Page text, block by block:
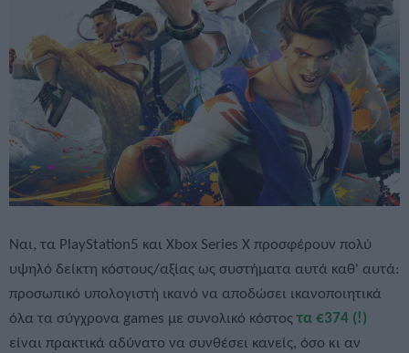
Ναι, τα PlayStation5 και Xbox Series X προσφέρουν πολύ
υψηλό δείκτη κόστους/αξίας ως συστήματα αυτά καθ' αυτά:
προσωπικό υπολογιστή ικανό να αποδώσει ικανοποιητικά
όλα τα σύγχρονα games με συνολικό κόστος τα €374 (!)
είναι πρακτικά αδύνατο να συνθέσει κανείς, όσο κι αν